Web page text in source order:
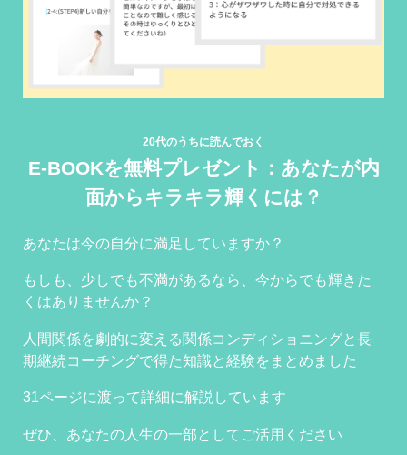
20代のうちに読んでおく
E-BOOKを無料プレゼント：あなたが内
面からキラキラ輝くには？
あなたは今の自分に満足していますか？
もしも、少しでも不満があるなら、今からでも輝きた
くはありませんか？
人間関係を劇的に変える関係コンディショニングと長
期継続コーチングで得た知識と経験をまとめました
31ページに渡って詳細に解説しています
ぜひ、あなたの人生の一部としてご活用ください